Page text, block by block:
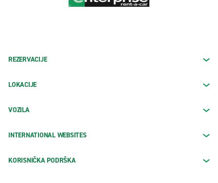
REZERVACIJE
LOKACIJE
VOZILA
INTERNATIONAL WEBSITES
KORISNIČKA PODRŠKA